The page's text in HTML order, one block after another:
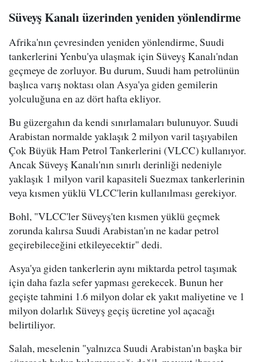
Süveyş Kanalı üzerinden yeniden yönlendirme
Afrika'nın çevresinden yeniden yönlendirme, Suudi
tankerlerini Yenbu'ya ulaşmak için Süveyş Kanalı'ndan
geçmeye de zorluyor. Bu durum, Suudi ham petrolünün
başlıca varış noktası olan Asya'ya giden gemilerin
yolculuğuna en az dört hafta ekliyor.
Bu güzergahın da kendi sınırlamaları bulunuyor. Suudi
Arabistan normalde yaklaşık 2 milyon varil taşıyabilen
Çok Büyük Ham Petrol Tankerlerini (VLCC) kullanıyor.
Ancak Süveyş Kanalı'nın sınırlı derinliği nedeniyle
yaklaşık 1 milyon varil kapasiteli Suezmax tankerlerinin
veya kısmen yüklü VLCC'lerin kullanılması gerekiyor.
Bohl, "VLCC'ler Süveyş'ten kısmen yüklü geçmek
zorunda kalırsa Suudi Arabistan'ın ne kadar petrol
geçirebileceğini etkileyecektir" dedi.
Asya'ya giden tankerlerin aynı miktarda petrol taşımak
için daha fazla sefer yapması gerekecek. Bunun her
geçişte tahmini 1.6 milyon dolar ek yakıt maliyetine ve 1
milyon dolarlık Süveyş geçiş ücretine yol açacağı
belirtiliyor.
Salah, meselenin "yalnızca Suudi Arabistan'ın başka bir